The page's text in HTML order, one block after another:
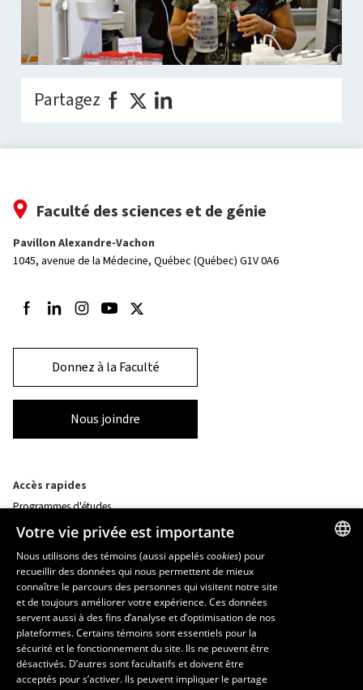
Partagez
Faculté des sciences et de génie
Pavillon Alexandre-Vachon
1045, avenue de la Médecine, Québec (Québec) G1V 0A6
Suivez-nous sur Facebook
Suivez-nous sur LinkedIn
Suivez-nous sur Instagram
Suivez-nous sur Youtube
Suivez-nous sur Twitter
Donnez à la Faculté
Nous joindre
Accès rapides
Programmes d'études
Nos départements et école
Foire aux questions
Ressources
monPortail
MESURES D'URGENCE
Composer le418 656-5555
Votre vie privée est importante
Nous utilisons des témoins (aussi appeléscookies) pour
recueillir des données qui nous permettent de mieux
connaître le parcours des personnes qui visitent notre site
et de toujours améliorer votre expérience. Ces données
servent aussi à des fins d’analyse et d’optimisation de nos
plateformes. Certains témoins sont essentiels pour la
sécurité et le fonctionnement du site. Ils ne peuvent être
désactivés. D’autres sont facultatifs et doivent être
acceptés pour s’activer. Ils peuvent impliquer le partage